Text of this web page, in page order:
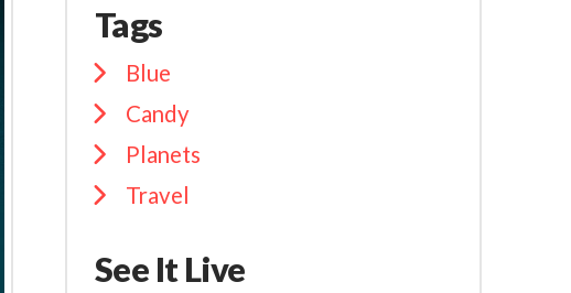
Tags
Blue
Candy
Planets
Travel
See It Live